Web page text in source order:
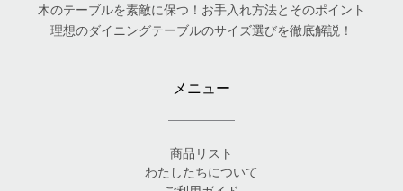
木のテーブルを素敵に保つ！お手入れ方法とそのポイント
理想のダイニングテーブルのサイズ選びを徹底解説！
メニュー
商品リスト
わたしたちについて